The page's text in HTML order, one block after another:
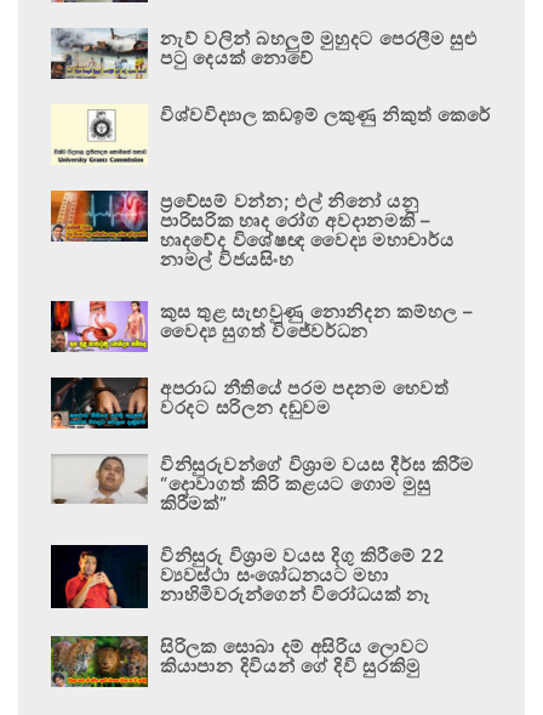
නැව් වලින් බහලුම් මුහුදට පෙරලීම සුළු
පටු දෙයක් නොවේ
විශ්වවිද්‍යාල කඩඉම් ලකුණු නිකුත් කෙරේ
ප්‍රවේසම් වන්න; එල් නිනෝ යනු
පාරිසරික හෘද රෝග අවදානමකි –
හෘදවේද විශේෂඥ වෛද්‍ය මහාචාර්ය
නාමල් විජයසිංහ
කුස තුළ සැඟවුණු නොනිදන කම්හල –
වෛද්‍ය සුගත් විජේවර්ධන
අපරාධ නීතියේ පරම පදනම හෙවත්
වරදට සරිලන දඬුවම
විනිසුරුවන්ගේ විශ්‍රාම වයස දීර්ඝ කිරීම
“දොවාගත් කිරි කළයට ගොම මුසු
කිරීමක්”
විනිසුරු විශ්‍රාම වයස දිගු කිරීමේ 22
ව්‍යවස්ථා සංශෝධනයට මහා
නාහිමිවරුන්ගෙන් විරෝධයක් නෑ
සිරිලක සොබා දම් අසිරිය ලොවට
කියාපාන දිවියන් ගේ දිවි සුරකිමු